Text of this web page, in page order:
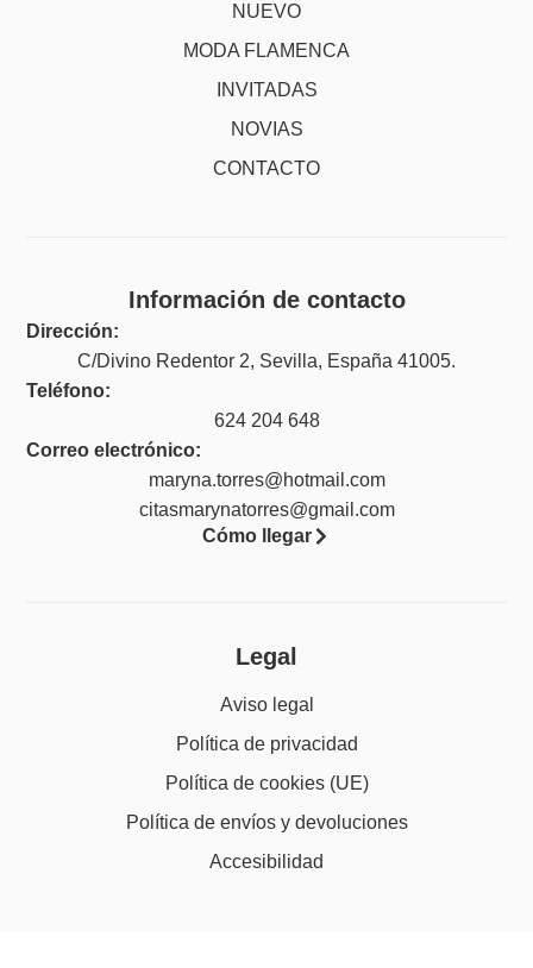
NUEVO
MODA FLAMENCA
INVITADAS
NOVIAS
CONTACTO
Información de contacto
Dirección:
C/Divino Redentor 2, Sevilla, España 41005.
Teléfono:
624 204 648
Correo electrónico:
maryna.torres@hotmail.com
citasmarynatorres@gmail.com
Cómo llegar
Legal
Aviso legal
Política de privacidad
Política de cookies (UE)
Política de envíos y devoluciones
Accesibilidad